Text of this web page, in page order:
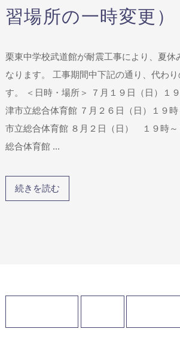
習場所の一時変更）
栗東中学校武道館が耐震工事により、夏休
なります。 工事期間中下記の通り、代わ
す。 ＜日時・場所＞ ７月１９日（日）
津市立総合体育館 ７月２６日（日）１
市立総合体育館 ８月２日（日） １９時
総合体育館 ...
続きを読む